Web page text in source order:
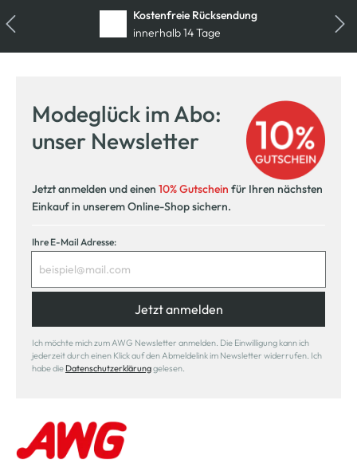
Kostenfreie Rücksendung
innerhalb 14 Tage
Modeglück im Abo:
unser Newsletter
Jetzt anmelden und einen 10% Gutschein für Ihren nächsten
Einkauf in unserem Online-Shop sichern.
Ihre E-Mail Adresse:
Jetzt anmelden
Ich möchte mich zum AWG Newsletter anmelden. Die Einwilligung kann ich
jederzeit durch einen Klick auf den Abmeldelink im Newsletter widerrufen. Ich
habe die Datenschutzerklärunggelesen.